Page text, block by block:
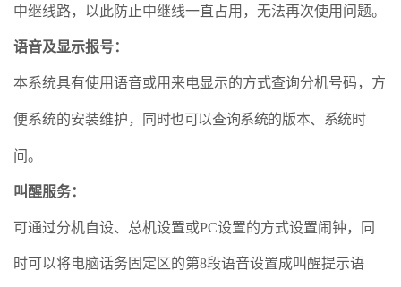
中继线路，以此防止中继线一直占用，无法再次使用问题。
语音及显示报号：
本系统具有使用语音或用来电显示的方式查询分机号码，方
便系统的安装维护， 同时也可以查询系统的版本、系统时
间。
叫醒服务：
可通过分机自设、总机设置或PC设置的方式设置闹钟，同
时可以将电脑话务固定区的第8段语音设置成叫醒提示语